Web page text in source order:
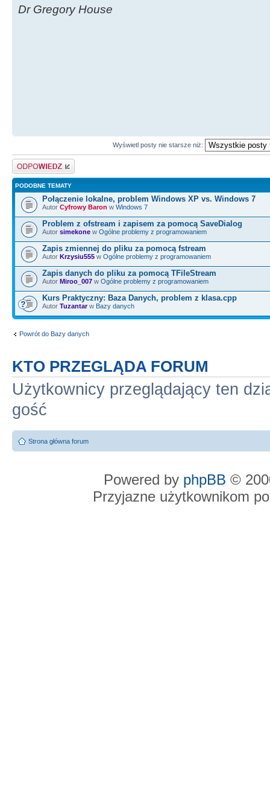
Dr Gregory House
Wyświetl posty nie starsze niż:
Odpowiedz
PODOBNE TEMATY
Połączenie lokalne, problem Windows XP vs. Windows 7
Autor Cyfrowy Baron w Windows 7
Problem z ofstream i zapisem za pomocą SaveDialog
Autor simekone w Ogólne problemy z programowaniem
Zapis zmiennej do pliku za pomocą fstream
Autor Krzysiu555 w Ogólne problemy z programowaniem
Zapis danych do pliku za pomocą TFileStream
Autor Miroo_007 w Ogólne problemy z programowaniem
Kurs Praktyczny: Baza Danych, problem z klasa.cpp
Autor Tuzantarw Bazy danych
Powrót do Bazy danych
KTO PRZEGLĄDA FORUM
Użytkownicy przeglądający ten
gość
Strona główna forum
Powered by phpBB ©
Przyjazne użytkownikom